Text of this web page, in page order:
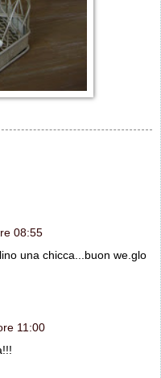
08:55
una chicca...buon we.glo
11:00